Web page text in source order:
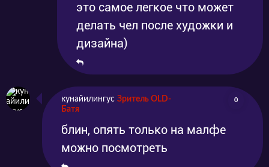
это самое легкое что может
делать чел после художки и
дизайна)
кунайилингус Зритель OLD-
Батя
0
блин, опять только на малфе
можно посмотреть